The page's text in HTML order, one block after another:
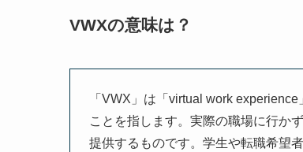
VWXの意味は？
「VWX」は「virtual work
ことを指します。実際の職場に行か
提供するものです。学生や転職希望